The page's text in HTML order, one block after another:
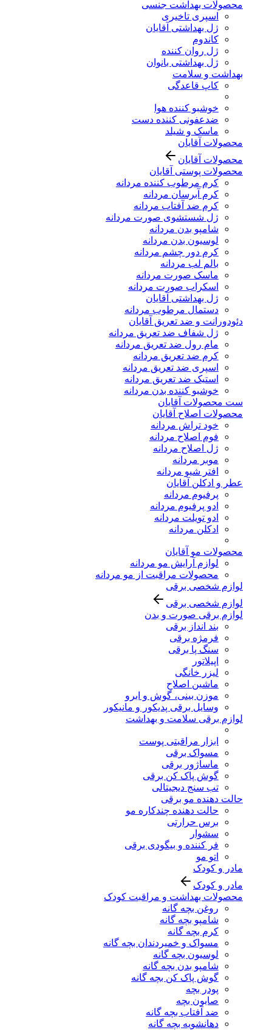
محصولات بهداشت جنسی
اسپری تاخیری
ژل بهداشتی آقایان
کاندوم
ژل روان کننده
ژل بهداشتی بانوان
بهداشت و سلامت
کاپ قاعدگی
خوشبو کننده هوا
ضدعفونی کننده دست
ماسک و شیلد
محصولات آقایان
محصولات آقایان
محصولات پوستی آقایان
کرم مرطوب کننده مردانه
کرم آبرسان مردانه
کرم ضد آفتاب مردانه
ژل شستشوی صورت مردانه
شامپو بدن مردانه
لوسیون بدن مردانه
کرم دور چشم مردانه
بالم لب مردانه
ماسک صورت مردانه
اسکراب صورت مردانه
ژل بهداشتی آقایان
دستمال مرطوب مردانه
دئودورانت و ضد تعریق آقایان
ژل شفاف ضد تعریق مردانه
مام رول ضد تعریق مردانه
کرم ضد تعریق مردانه
اسپری ضد تعریق مردانه
استیک ضد تعریق مردانه
خوشبو کننده بدن مردانه
ست محصولات آقایان
محصولات اصلاح آقایان
خود تراش مردانه
فوم اصلاح مردانه
ژل اصلاح مردانه
موبر مردانه
افتر شیو مردانه
عطر و ادکلن آقایان
پرفیوم مردانه
ادو پرفیوم مردانه
ادو تویلت مردانه
ادکلن مردانه
محصولات مو آقایان
لوازم آرایش مو مردانه
محصولات مراقبت از مو مردانه
لوازم شخصی برقی
لوازم شخصی برقی
لوازم برقی صورت و بدن
بند انداز برقی
فرمژه برقی
سنگ پا برقی
اپیلاتور
لیزر خانگی
ماشین اصلاح
موزن بینی، گوش و ابرو
وسایل برقی پدیکور و مانیکور
لوازم برقی سلامت و بهداشت
ابزار مراقبتی پوست
مسواک برقی
ماساژور برقی
گوش پاک کن برقی
تب سنج دیجیتالی
حالت دهنده مو برقی
حالت دهنده چندکاره مو
برس حرارتی
سشوار
فر کننده و بیگودی برقی
اتو مو
مادر و کودک
مادر و کودک
محصولات بهداشت و مراقبت کودک
روغن بچه گانه
شامپو بچه گانه
کرم بچه گانه
مسواک و خمیردندان بچه گانه
لوسیون بچه گانه
شامپو بدن بچه گانه
گوش پاک کن بچه گانه
پودر بچه
صابون بچه
ضد آفتاب بچه گانه
دهانشویه بچه گانه